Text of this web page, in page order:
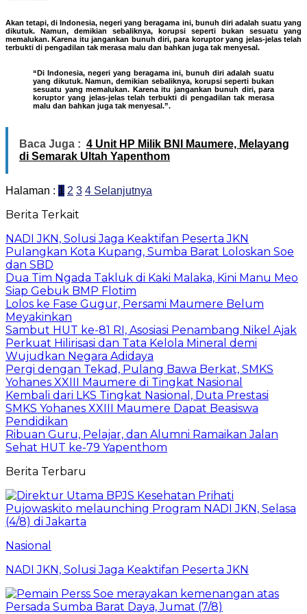
Akan tetapi, di Indonesia, negeri yang beragama ini, bunuh diri adalah suatu yang
dikutuk. Namun, demikian sebaliknya, korupsi seperti bukan sesuatu yang
memalukan. Karena itu jangankan bunuh diri, para koruptor yang jelas-jelas telah
terbukti di pengadilan tak merasa malu dan bahkan juga tak menyesal.
“Di Indonesia, negeri yang beragama ini, bunuh diri adalah suatu
yang dikutuk. Namun, demikian sebaliknya, korupsi seperti bukan
sesuatu yang memalukan. Karena itu jangankan bunuh diri, para
koruptor yang jelas-jelas telah terbukti di pengadilan tak merasa
malu dan bahkan juga tak menyesal.”.
Baca Juga : 4 Unit HP Milik BNI Maumere, Melayang
di Semarak Ultah Yapenthom
Halaman : 1 2 3 4 Selanjutnya
Berita Terkait
NADI JKN, Solusi Jaga Keaktifan Peserta JKN
Pulangkan Kota Kupang, Sumba Barat Loloskan Soe
dan SBD
Dua Tim Ngada Takluk di Kaki Malaka, Kini Manu Meo
Siap Gebuk BMP Flotim
Lolos ke Fase Gugur, Persami Maumere Belum
Meyakinkan
Sambut HUT ke-81 RI, Asosiasi Penambang Nikel Ajak
Perkuat Hilirisasi dan Tata Kelola Mineral demi
Wujudkan Negara Adidaya
Pergi dengan Tekad, Pulang Bawa Berkat, SMKS
Yohanes XXIII Maumere di Tingkat Nasional
Kembali dari LKS Tingkat Nasional, Duta Prestasi
SMKS Yohanes XXIII Maumere Dapat Beasiswa
Pendidikan
Ribuan Guru, Pelajar, dan Alumni Ramaikan Jalan
Sehat HUT ke-79 Yapenthom
Berita Terbaru
Nasional
NADI JKN, Solusi Jaga Keaktifan Peserta JKN